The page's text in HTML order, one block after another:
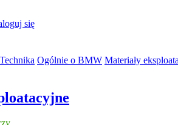
się
Technika Ogólnie o BMW Materiały